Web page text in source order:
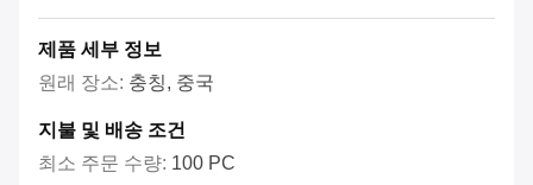
제품 세부 정보
원래 장소: 충칭, 중국
지불 및 배송 조건
최소 주문 수량: 100 PC